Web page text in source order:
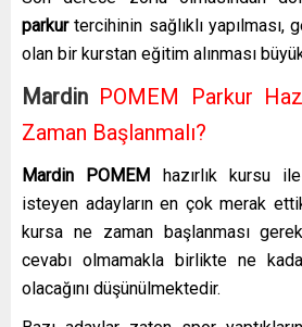
parkurtercihinin sağlıklı yapılması,
olan bir kurstan eğitim alınması
Mardin POMEM Parkur
Zaman Başlanmalı?
Mardin POMEM hazırlık kursu
isteyen adayların en çok merak
kursa ne zaman başlanması
cevabı olmamakla birlikte ne
olacağını düşünülmektedir.